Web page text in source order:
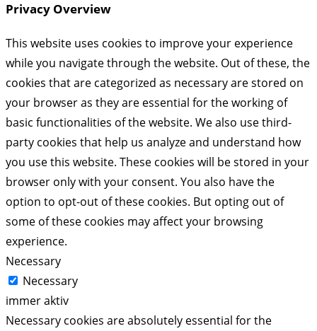
Privacy Overview
This website uses cookies to improve your experience
while you navigate through the website. Out of these, the
cookies that are categorized as necessary are stored on
your browser as they are essential for the working of
basic functionalities of the website. We also use third-
party cookies that help us analyze and understand how
you use this website. These cookies will be stored in your
browser only with your consent. You also have the
option to opt-out of these cookies. But opting out of
some of these cookies may affect your browsing
experience.
Necessary
Necessary
immer aktiv
Necessary cookies are absolutely essential for the